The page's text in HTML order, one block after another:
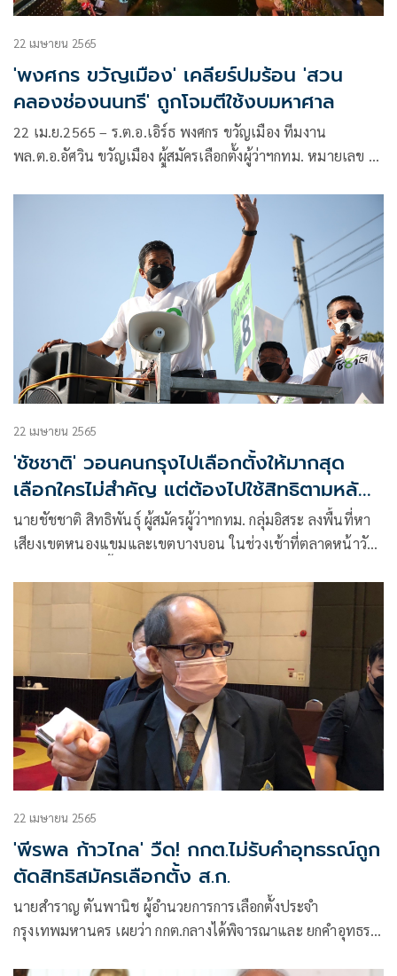
22 เมษายน 2565
'พงศกร ขวัญเมือง' เคลียร์ปมร้อน 'สวน
คลองช่องนนทรี' ถูกโจมตีใช้งบมหาศาล
22 เม.ย.2565 – ร.ต.อ.เอิร์ธ พงศกร ขวัญเมือง ทีมงาน
พล.ต.อ.อัศวิน ขวัญเมือง ผู้สมัครเลือกตั้งผู้ว่าฯกทม. หมายเลข 6
22 เมษายน 2565
'ชัชชาติ' วอนคนกรุงไปเลือกตั้งให้มากสุด
เลือกใครไม่สำคัญ แต่ต้องไปใช้สิทธิตามหลัก
ปชต.
นายชัชชาติ สิทธิพันธุ์ ผู้สมัครผู้ว่าฯกทม. กลุ่มอิสระ ลงพื้นที่หา
เสียงเขตหนองแขมและเขตบางบอน ในช่วงเช้าที่ตลาดหน้าวัด
22 เมษายน 2565
'พีรพล ก้าวไกล' วืด! กกต.ไม่รับคำอุทธรณ์ถูก
ตัดสิทธิสมัครเลือกตั้ง ส.ก.
นายสำราญ ตันพานิช ผู้อำนวยการการเลือกตั้งประจำ
กรุงเทพมหานคร เผยว่า กกต.กลางได้พิจารณาและ ยกคำอุทธรณ์